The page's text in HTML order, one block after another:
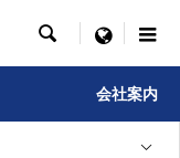
 menu
会社案内